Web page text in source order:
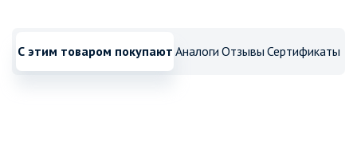
С этим товаром покупают Аналоги Отзывы Сертификаты